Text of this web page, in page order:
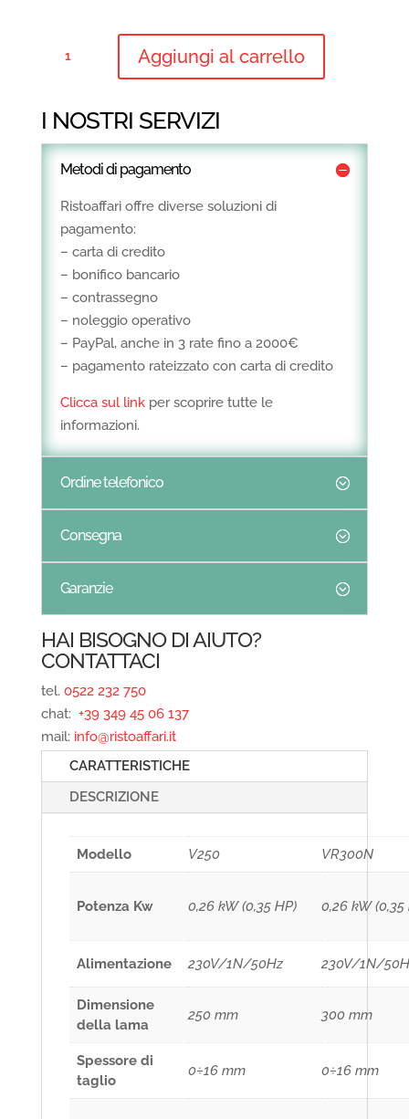
AFFETTATRICE
VERTICALE
CARRELLO
REMOVIBILE
QUANTITÀ
Aggiungi al carrello
I NOSTRI SERVIZI
Metodi di pagamento
Ristoaffari offre diverse soluzioni di
pagamento:
– carta di credito
– bonifico bancario
– contrassegno
– noleggio operativo
– PayPal, anche in 3 rate fino a 2000€
– pagamento rateizzato con carta di credito
Clicca sul linkper scoprire tutte le
informazioni.
Ordine telefonico
Consegna
Garanzie
HAI BISOGNO DI AIUTO?
CONTATTACI
tel. 0522 232 750
chat: +39 349 45 06 137
mail: info@ristoaffari.it
CARATTERISTICHE
DESCRIZIONE
Modello V250 VR300N
Potenza Kw 0,26 kW (0,35 HP) 0,26 kW (0,35
Alimentazione 230V/1N/50Hz 230V/1N/
Dimensione
della lama
250 mm 300 mm
Spessore di
taglio
0÷16 mm 0÷16 mm